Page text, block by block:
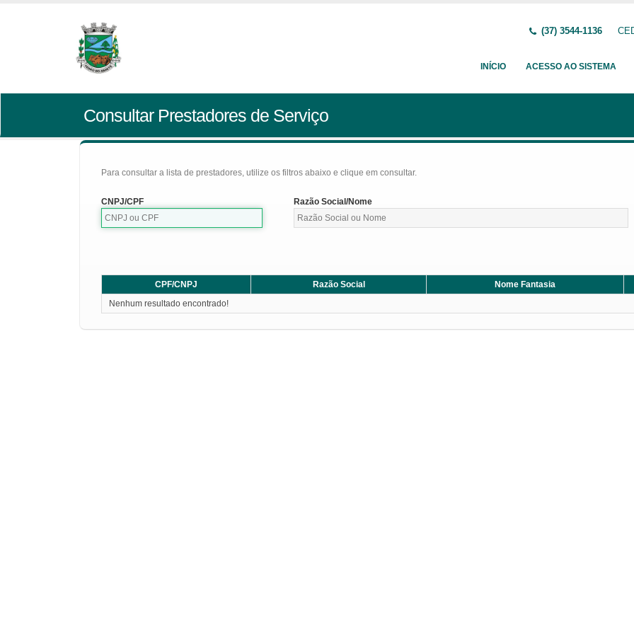
(37) 3544-1136
INÍCIO ACESSO AO SISTEMA
Consultar Prestadores de Serviço
Para consultar a lista de prestadores, utilize os filtros abaixo e clique em consultar.
CNPJ/CPF Razão Social/Nome
CPF/CNPJ Razão Social
Nome Fantasia
Nenhum resultado encontrado!